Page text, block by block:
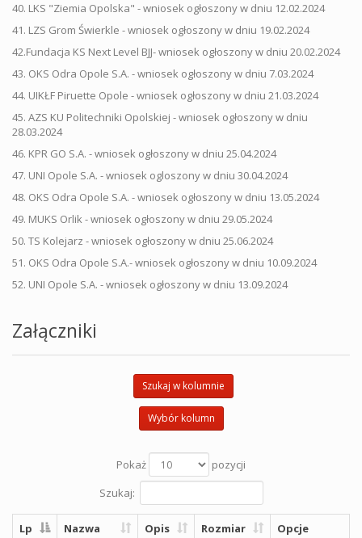
40. LKS "Ziemia Opolska" - wniosek ogłoszony w dniu 12.02.2024
41. LZS Grom Świerkle - wniosek ogłoszony w dniu 19.02.2024
42.Fundacja KS Next Level BJJ- wniosek ogłoszony w dniu 20.02.2024
43. OKS Odra Opole S.A. - wniosek ogłoszony w dniu 7.03.2024
44. UIKŁF Piruette Opole - wniosek ogłoszony w dniu 21.03.2024
45. AZS KU Politechniki Opolskiej - wniosek ogłoszony w dniu
28.03.2024
46. KPR GO S.A. - wniosek ogłoszony w dniu 25.04.2024
47. UNI Opole S.A. - wniosek ogloszony w dniu 30.04.2024
48. OKS Odra Opole S.A. - wniosek ogłoszony w dniu 13.05.2024
49. MUKS Orlik - wniosek ogłoszony w dniu 29.05.2024
50. TS Kolejarz - wniosek ogłoszony w dniu 25.06.2024
51. OKS Odra Opole S.A.- wniosek ogłoszony w dniu 10.09.2024
52. UNI Opole S.A. - wniosek ogłoszony w dniu 13.09.2024
Załączniki
Szukaj w kolumnie
Wybór kolumn
Pokaż
pozycji
Szukaj:
Lp Nazwa Opis Rozmiar Opcje